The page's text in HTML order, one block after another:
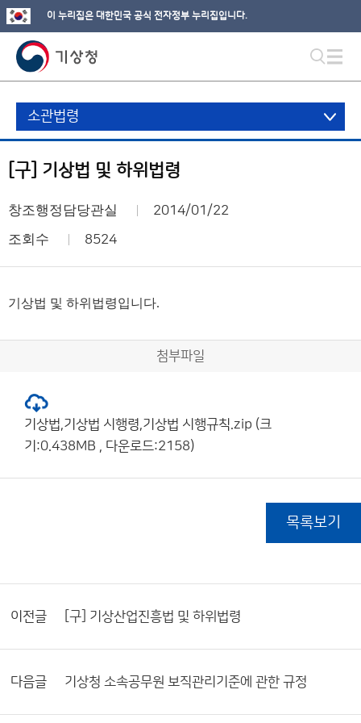
이 누리집은 대한민국 공식 전자정부 누리집입니다.
소관법령
[구] 기상법 및 하위법령
창조행정담당관실 2014/01/22
조회수 8524
기상법 및 하위법령입니다.
첨부파일
기상법,기상법 시행령,기상법 시행규칙.zip (크
기:0.438MB , 다운로드:2158)
목록보기
이전글 [구] 기상산업진흥법 및 하위법령
다음글 기상청 소속공무원 보직관리기준에 관한 규정